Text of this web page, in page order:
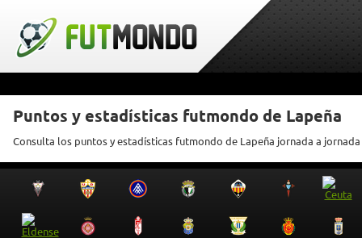
Puntos y estadísticas futmondo de Lapeña
Consulta los puntos y estadísticas futmondo de Lapeña jornada a jornada